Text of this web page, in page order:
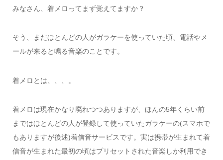
みなさん、着メロってまず覚えてますか？
そう、まだほとんどの人がガラケーを使っていた頃、電話やメ
ールが来ると鳴る音楽のことです。
着メロとは、、、。
着メロは現在かなり廃れつつありますが、ほんの5年くらい前
まではほとんどの人が登録して使っていたガラケーの(スマホで
もありますが後述)着信音サービスです。実は携帯が生まれて着
信音が生まれた最初の頃はプリセットされた音楽しか利用でき